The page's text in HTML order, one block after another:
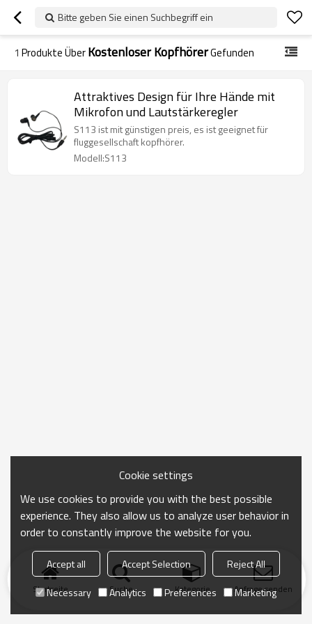
Bitte geben Sie einen Suchbegriff ein
1 Produkte ÜberKostenloser KopfhörerGefunden
Attraktives Design für Ihre Hände mit
Mikrofon und Lautstärkeregler
S113 ist mit günstigen preis, es ist geeignet für
fluggesellschaft kopfhörer.
Modell:S113
Startseite Suche Kategorie Anfrage senden
Cookie settings
We use cookies to provide you with the best possible
experience. They also allow us to analyze user behavior in
order to constantly improve the website for you.
Accept all Accept Selection
Reject All
Necessary
Analytics Preferences Marketing